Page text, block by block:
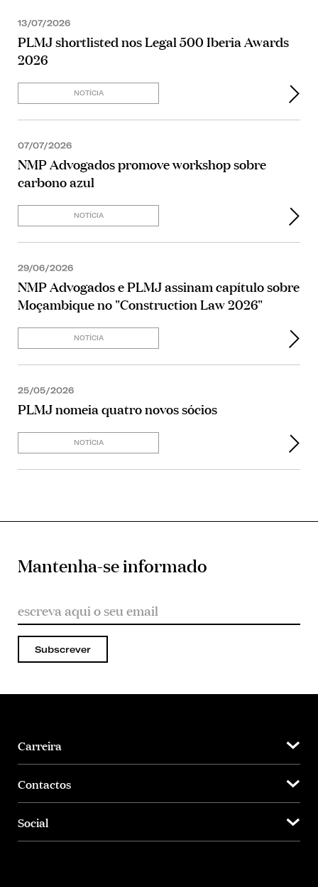
13/07/2026
PLMJ shortlisted nos Legal 500 Iberia Awards
2026
NOTÍCIA
07/07/2026
NMP Advogados promove workshop sobre
carbono azul
NOTÍCIA
29/06/2026
NMP Advogados e PLMJ assinam capítulo sobre
Moçambique no "Construction Law 2026"
NOTÍCIA
25/05/2026
PLMJ nomeia quatro novos sócios
NOTÍCIA
Mantenha-se informado
Subscrever
Carreira
Contactos
Social